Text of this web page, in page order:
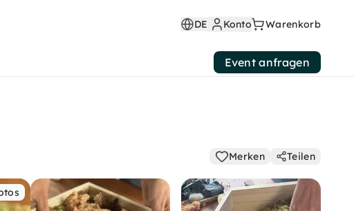
DE Konto Warenkorb
Event anfragen
Merken Teilen